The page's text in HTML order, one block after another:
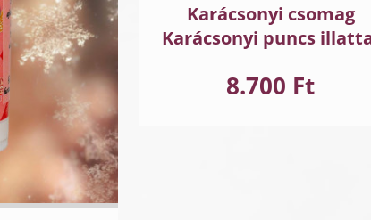
Karácsonyi csomag
Karácsonyi puncs
8.700 Ft